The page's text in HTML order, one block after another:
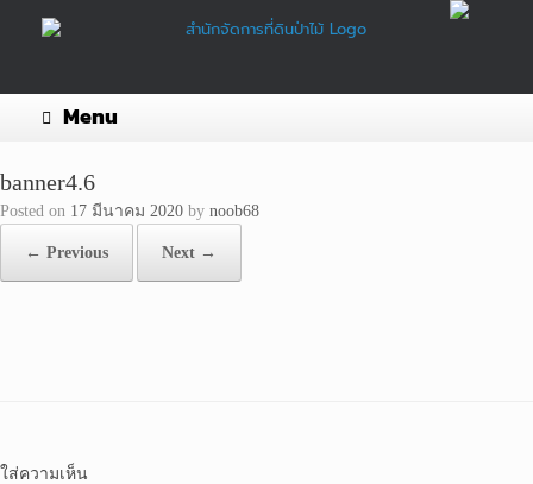
Menu
banner4.6
Posted on 17 มีนาคม 2020 by noob68
← Previous Next →
ใส่ความเห็น